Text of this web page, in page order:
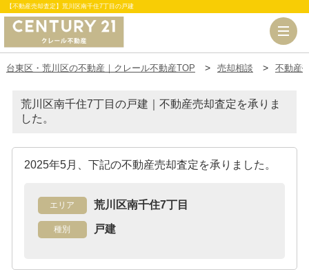
【不動産売却査定】荒川区南千住7丁目の戸建
台東区・荒川区の不動産｜クレール不動産TOP 売却相談 不動産
荒川区南千住7丁目の戸建｜不動産売却査定を承りま
した。
2025年5月、下記の不動産売却査定を承りました。
エリア 荒川区南千住7丁目
種別 戸建